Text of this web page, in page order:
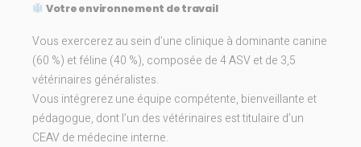
Votre environnement de travail
Vous exercerez au sein d’une clinique à dominante canine
(60 %) et féline (40 %), composée de 4 ASV et de 3,5
vétérinaires généralistes.
Vous intégrerez une équipe compétente, bienveillante et
pédagogue, dont l’un des vétérinaires est titulaire d’un
CEAV de médecine interne.